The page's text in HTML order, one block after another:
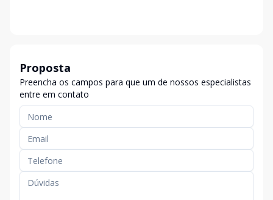
Proposta
Preencha os campos para que um de nossos especialistas
entre em contato